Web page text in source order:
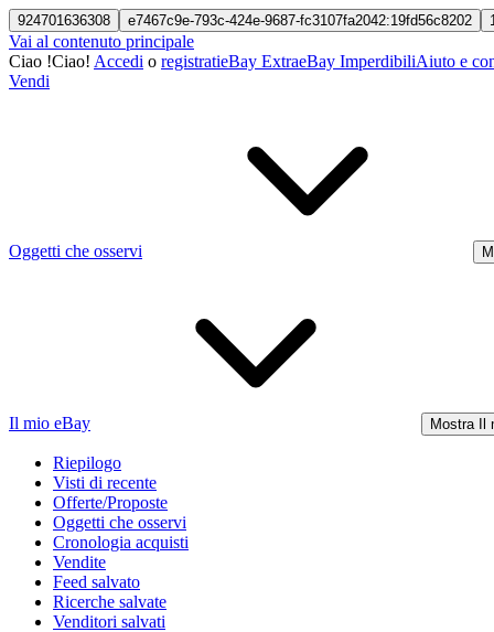
924701636308 e7467c9e-793c-424e-9687-fc3107fa2042:19fd56c8202
Vai al contenuto principale
Ciao !Ciao! Accedi o registratieBay ExtraeBay ImperdibiliAiuto e
Vendi
Oggetti che osservi
Il mio eBay Mostra Il
Riepilogo
Visti di recente
Offerte/Proposte
Oggetti che osservi
Cronologia acquisti
Vendite
Feed salvato
Ricerche salvate
Venditori salvati